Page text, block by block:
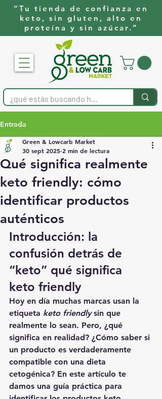
“Tu tienda de confianza en
keto, sin gluten, alto en
proteína y sin azúcar.”
Entrada
Qué significa realmente
keto friendly: cómo
identificar productos
auténticos
Green & Lowcarb Market
30 sept 2025 2 min de lectura
Introducción: la
confusión detrás de
“keto” qué significa
keto friendly
Hoy en día muchas marcas usan la
etiqueta keto friendly sin que
realmente lo sean. Pero, ¿qué
significa en realidad? ¿Cómo saber si
un producto es verdaderamente
compatible con una dieta
cetogénica? En este artículo te
damos una guía práctica para